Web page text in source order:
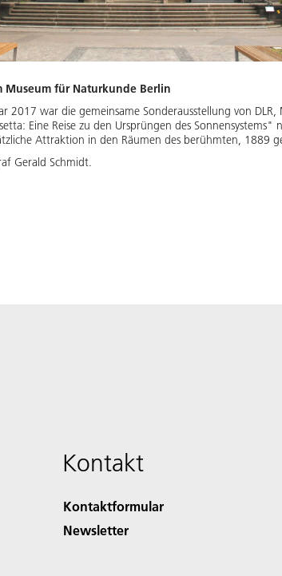
Museum für Naturkunde Berlin
2017 war die gemeinsame Sonderausstellung von
Eine Reise zu den Ursprüngen des
Attraktion in den Räumen des berühmten, 1889
Gerald Schmidt.
Kontakt
Kontaktformular
Newsletter